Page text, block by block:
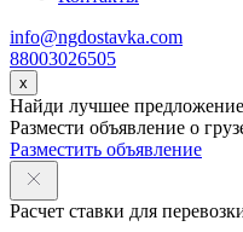
info@ngdostavka.com
88003026505
x
Найди лучшее
Размести объявление о
Разместить объявление
Расчет ставки для